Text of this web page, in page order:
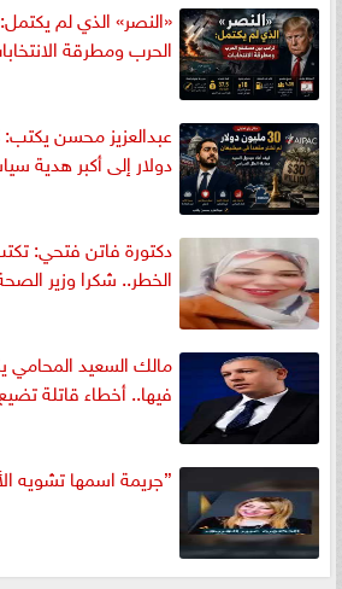
«النصر» الذي لم
الحرب ومطرقة
دولار إلى أكبر هدية
دكتورة فاتن فتحي:
الخطر.. شكرا وزير
مالك السعيد المحامي
فيها.. أخطاء قاتلة
”جريمة اسمها تشويه